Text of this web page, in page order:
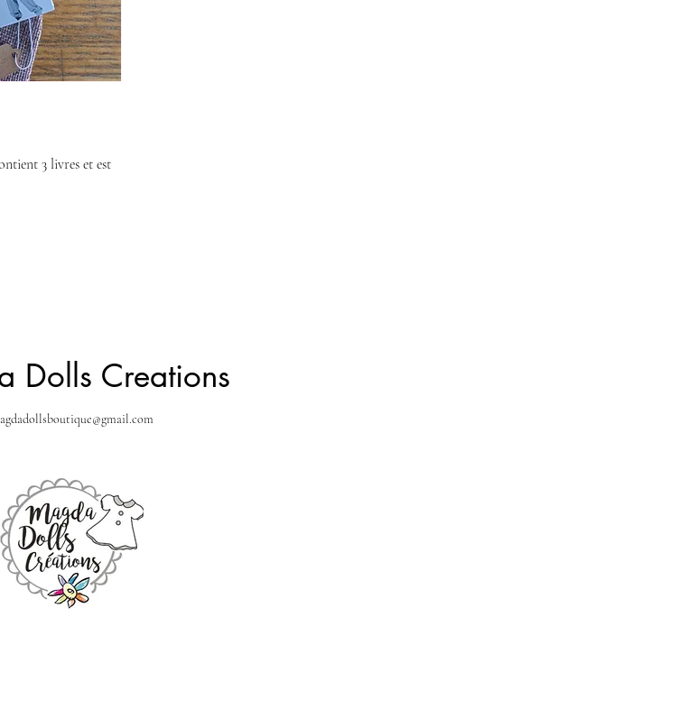
3 livres et est
Dolls Creations